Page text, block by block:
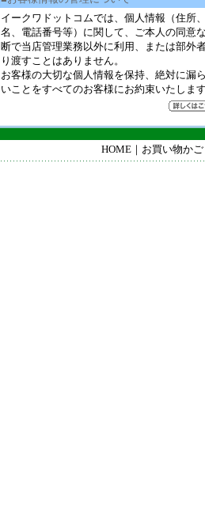
イークワドットコムでは、個人情報（住所
名、電話番号等）に関して、ご本人の同意
断で当店管理業務以外に利用、または部外
り渡すことはありません。
お客様の大切な個人情報を保持、絶対に漏
いことをすべてのお客様にお約束いたしま
HOME ｜ お買い物かご